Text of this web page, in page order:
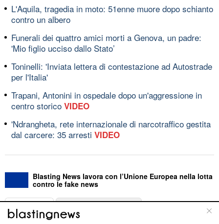
L'Aquila, tragedia in moto: 51enne muore dopo schianto
contro un albero
Funerali dei quattro amici morti a Genova, un padre:
'Mio figlio ucciso dallo Stato’
Toninelli: 'Inviata lettera di contestazione ad Autostrade
per l'Italia'
Trapani, Antonini in ospedale dopo un'aggressione in
centro storico VIDEO
'Ndrangheta, rete internazionale di narcotraffico gestita
dal carcere: 35 arresti VIDEO
Blasting News lavora con l’Unione Europea nella lotta
contro le fake news
ABOUT